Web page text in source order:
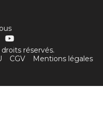
réservés.
CGV Mentions légales